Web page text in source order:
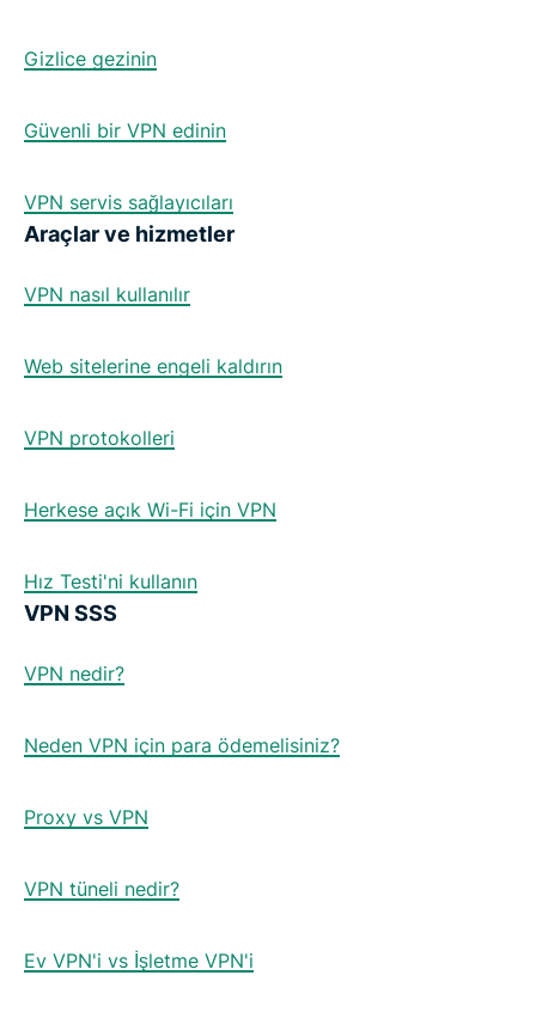
Gizlice gezinin
Güvenli bir VPN edinin
VPN servis sağlayıcıları
Araçlar ve hizmetler
VPN nasıl kullanılır
Web sitelerine engeli kaldırın
VPN protokolleri
Herkese açık Wi-Fi için VPN
Hız Testi'ni kullanın
VPN SSS
VPN nedir?
Neden VPN için para ödemelisiniz?
Proxy vs VPN
VPN tüneli nedir?
Ev VPN'i vs İşletme VPN'i